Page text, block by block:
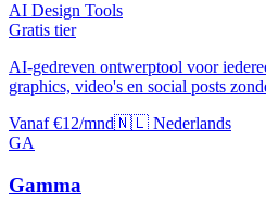
AI Design Tools
Gratis tier
AI-gedreven ontwerptool voor
graphics, video's en social posts
Vanaf €12/mnd🇳🇱 Nederlands
GA
Gamma